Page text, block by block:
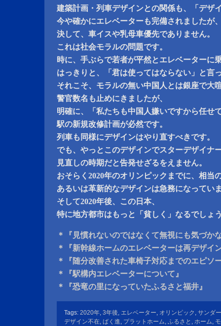
建築計画・列車デザインとの関係も、「デザ
今や確かにエレベーターも完備されましたが
決して、車イスや乳母車優先でありません。
これは社会モラルの問題です。
時に、手ぶらで若者が平然とエレベーターに
はっきりと、「君は使ってはならない」と言
それこそ、モラルの無い中国人とは銀座で大
警官数名も止めにきましたが、
明確に、「私たちも中国人嫌いですから任せ
駅の新規改修計画が必然です。
列車も同様にデザインはやり直すべきです。
でも、やっとこのデザインでスターデザイナ
見直しの時期だと告発せざるをえません。
おそらく2020年のオリンピックまでに、相当
あるいは革新的なデザインは急務になってい
そして2020年後、この日本、
特に地方都市はもっと「貧しく」なるでしょ
＊『見慣れないのではなくて無視にも気づか
＊『新幹線ホームのエレベーターは再デザイ
＊『随分改善された車椅子対応までのエピソ
＊『駅構内エレベーターについて』
＊『恐竜の里になっていたふるさと福井』
Tags: 2020年, 3年後, エレベーター, オリンピック , サンダ
デザイン不在, ばく進, プラットホーム, ふるさと , ホーム,